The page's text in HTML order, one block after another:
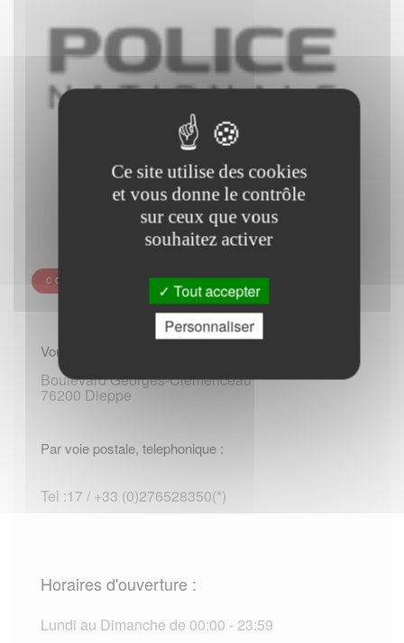
COMMISSARIAT DE POLICE DE DIEPPE
Vous rendre sur place :
Boulevard Georges-Clemenceau
76200 Dieppe
Par voie postale, telephonique :
Tel :17 / +33 (0)276528350(*)
Horaires d'ouverture :
Lundi au Dimanche de 00:00 - 23:59
Ce site utilise des cookies
et vous donne le contrôle
sur ceux que vous
souhaitez activer
Tout accepter
Personnaliser